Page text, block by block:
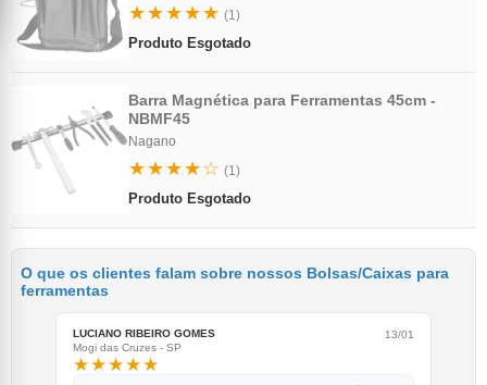
★★★★★ (1)
Produto Esgotado
Barra Magnética para Ferramentas 45cm -
NBMF45
Nagano
★★★★☆ (1)
Produto Esgotado
O que os clientes falam sobre nossos Bolsas/Caixas para
ferramentas
LUCIANO RIBEIRO GOMES
Mogi das Cruzes - SP
13/01
★★★★★